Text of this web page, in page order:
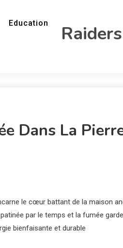
Education
Dans La
le cœur battant de la maison
par le temps et la fumée
bienfaisante et durable